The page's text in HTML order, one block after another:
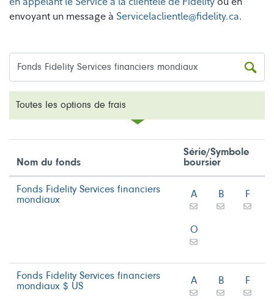
envoyant un message à Servicelaclientle@fidelity.ca.
Toutes les options de frais
Nom du fonds
Série/Symbole
boursier
Fonds Fidelity Services financiers
mondiaux
A B F
O
Fonds Fidelity Services financiers
mondiaux $ US
A B F